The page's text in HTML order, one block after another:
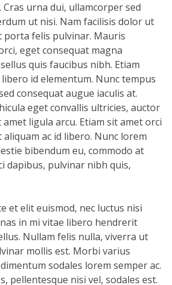
Cras urna dui, ullamcorper sed
ut nisi. Nam facilisis dolor ut
porta felis pulvinar. Mauris
eget consequat magna
quis faucibus nibh. Etiam
id elementum. Nunc tempus
consequat augue iaculis at.
eget convallis ultricies, auctor
amet ligula arcu. Etiam sit amet orci
ac id libero. Nunc lorem
bibendum eu, commodo at
dapibus, pulvinar nibh quis,
et elit euismod, nec luctus nisi
in mi vitae libero hendrerit
Nullam felis nulla, viverra ut
mollis est. Morbi varius
sodales lorem semper ac.
pellentesque nisi vel, sodales est.